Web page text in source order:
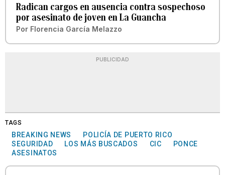
Radican cargos en ausencia contra sospechoso
por asesinato de joven en La Guancha
Por Florencia García Melazzo
PUBLICIDAD
TAGS
BREAKING NEWS
POLICÍA DE PUERTO RICO
SEGURIDAD
LOS MÁS BUSCADOS CIC
PONCE
ASESINATOS